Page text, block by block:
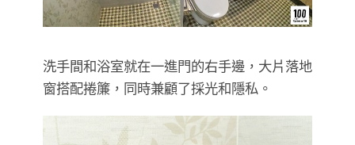
洗手間和浴室就在一進門的右手邊，大片落地
窗搭配捲簾，同時兼顧了採光和隱私。